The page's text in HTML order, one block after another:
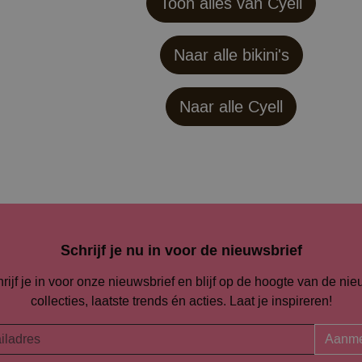
Naar alle bikini's
Naar alle Cyell
Schrijf je nu in voor de nieuwsbrief
je in voor onze nieuwsbrief en blijf op de hoogte van de
collecties, laatste trends én acties. Laat je inspireren!